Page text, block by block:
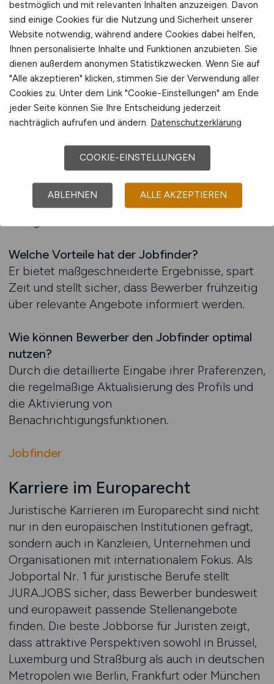
wertvolle Zeit bei der Suche. Gerade im
Europarecht, wo Stellen oft schnell besetzt
werden, ist diese Funktion ein klarer
Wettbewerbsvorteil.
Der Jobfinder informiert automatisch über neue
Ausschreibungen, die den festgelegten
Kriterien entsprechen. Auf diese Weise bleiben
schnell reagieren. Arbeitgeber profitieren
gleichzeitig von Bewerbungen, die gezielt auf
ihre Anforderungen abgestimmt sind, was den
Bewerbungsprozess für beide Seiten
Welche Vorteile hat der Jobfinder?
Er bietet maßgeschneiderte Ergebnisse, spart
Zeit und stellt sicher, dass Bewerber frühzeitig
über relevante Angebote informiert werden.
Wie können Bewerber den Jobfinder optimal
nutzen?
Durch die detaillierte Eingabe ihrer Präferenzen,
die regelmäßige Aktualisierung des Profils und
die Aktivierung von
Benachrichtigungsfunktionen.
Jobfinder
Karriere im Europarecht
Juristische Karrieren im Europarecht sind nicht
nur in den europäischen Institutionen gefragt,
sondern auch in Kanzleien, Unternehmen und
Organisationen mit internationalem Fokus. Als
Jobportal Nr. 1 für juristische Berufe stellt
JURA.JOBS sicher, dass Bewerber bundesweit
und europaweit passende Stellenangebote
finden. Die beste Jobbörse für Juristen zeigt,
dass attraktive Perspektiven sowohl in Brüssel,
Luxemburg und Straßburg als auch in deutschen
Metropolen wie Berlin, Frankfurt oder München
bestmöglich und mit relevanten Inhalten anzuzeigen. Davon
sind einige Cookies für die Nutzung und Sicherheit unserer
Website notwendig, während andere Cookies dabei helfen,
Ihnen personalisierte Inhalte und Funktionen anzubieten. Sie
dienen außerdem anonymen Statistikzwecken. Wenn Sie auf
"Alle akzeptieren" klicken, stimmen Sie der Verwendung aller
Cookies zu. Unter dem Link "Cookie-Einstellungen" am Ende
jeder Seite können Sie Ihre Entscheidung jederzeit
nachträglich aufrufen und ändern. Datenschutzerklärung
COOKIE-EINSTELLUNGEN
ABLEHNEN ALLE AKZEPTIEREN